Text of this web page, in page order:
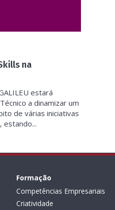
na
estará
a dinamizar um
de várias iniciativas
estando...
Formação
Competências Empresariais
Criatividade